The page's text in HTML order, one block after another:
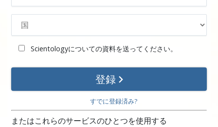
Scientologyについての資料を送ってください。
登録
すでに登録済み?
またはこれらのサービスのひとつを使用する